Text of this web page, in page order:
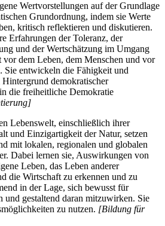
Wertvorstellungen auf der Grundlage
Grundordnung, indem sie Werte
kritisch reflektieren und diskutieren.
Erfahrungen der Toleranz, der
und der Wertschätzung im Umgang
dem Leben, dem Menschen und vor
Sie entwickeln die Fähigkeit und
demokratischer
die freiheitliche Demokratie
Lebenswelt, einschließlich ihrer
und Einzigartigkeit der Natur, setzen
mit lokalen, regionalen und globalen
Dabei lernen sie, Auswirkungen von
Leben, das Leben anderer
die Wirtschaft zu erkennen und zu
in der Lage, sich bewusst für
und gestaltend daran mitzuwirken. Sie
zu nutzen. [Bildung für